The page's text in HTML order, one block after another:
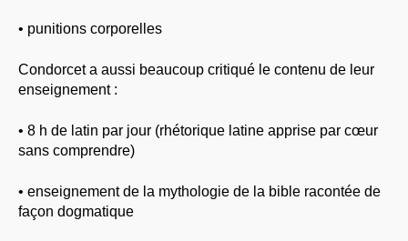
• punitions corporelles
Condorcet a aussi beaucoup critiqué le contenu de leur
enseignement :
• 8 h de latin par jour (rhétorique latine apprise par cœur
sans comprendre)
• enseignement de la mythologie de la bible racontée de
façon dogmatique